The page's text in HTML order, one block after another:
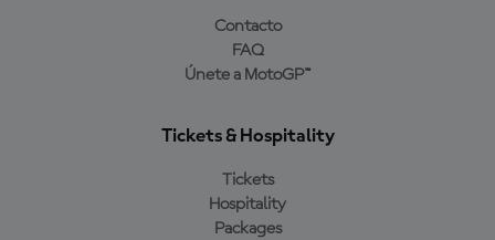
Contacto
FAQ
Únete a MotoGP™
Tickets & Hospitality
Tickets
Hospitality
Packages